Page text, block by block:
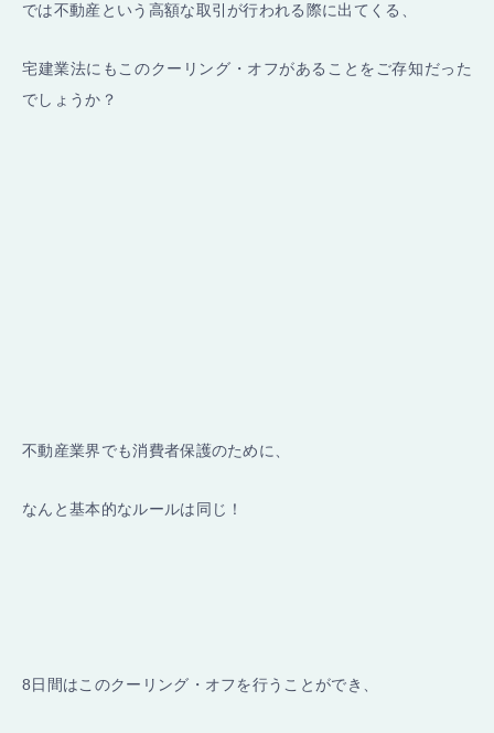
では不動産という高額な取引が行われる際に出てくる、
宅建業法にもこのクーリング・オフがあることをご存知だった
でしょうか？
不動産業界でも消費者保護のために、
なんと基本的なルールは同じ！
8日間はこのクーリング・オフを行うことができ、